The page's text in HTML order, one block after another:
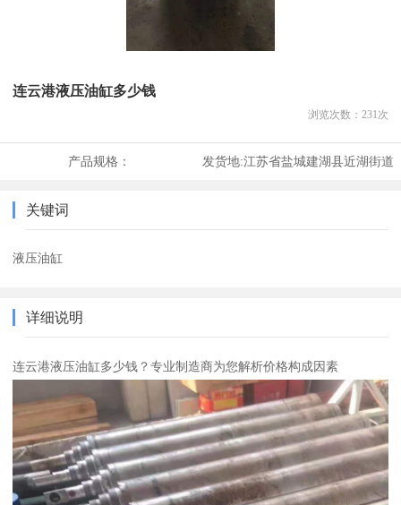
连云港液压油缸多少钱
浏览次数： 231次
产品规格： 发货地:江苏省盐城建湖县近湖街道
关键词
液压油缸
详细说明
连云港液压油缸多少钱？专业制造商为您解析价格构成因素